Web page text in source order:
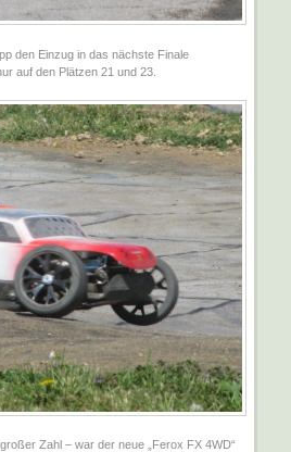
den Einzug in das nächste Finale
auf den Plätzen 21 und 23.
Zahl – war der neue „Ferox FX 4WD“